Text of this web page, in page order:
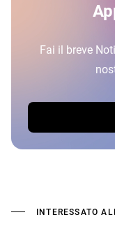
Fai il breve
INTERESSATO